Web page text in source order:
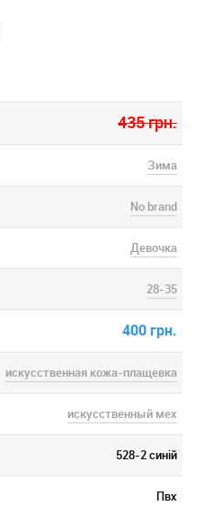
435 грн.
Зима
No brand
Девочка
28-35
400 грн.
искусственная кожа-плащевка
искусственный мех
528-2 синій
Пвх